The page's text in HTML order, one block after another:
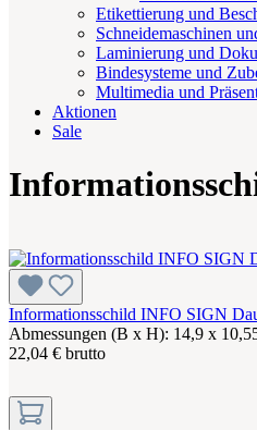
Etikettierung und
Schneidemaschinen
Laminierung und
Bindesysteme und
Multimedia und
Aktionen
Sale
Informationsschild INFO SIGN
Abmessungen (B x H): 14,9 x
22,04 € brutto